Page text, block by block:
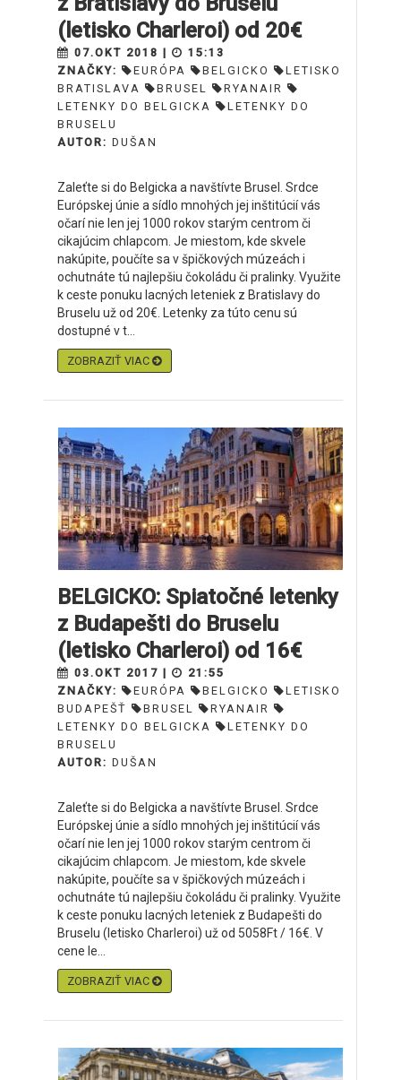
(letisko Charleroi) od 20€
07.OKT 2018 |
15:13
ZNAČKY:
EURÓPA BELGICKO
LETISKO
BRATISLAVA
BRUSEL
RYANAIR
LETENKY DO BELGICKA
LETENKY DO
BRUSELU
AUTOR: DUŠAN
Zaleťte si do Belgicka a navštívte Brusel. Srdce
Európskej únie a sídlo mnohých jej inštitúcií vás
očarí nie len jej 1000 rokov starým centrom či
cikajúcim chlapcom. Je miestom, kde skvele
nakúpite, poučíte sa v špičkových múzeách i
ochutnáte tú najlepšiu čokoládu či pralinky. Využite
k ceste ponuku lacných leteniek z Bratislavy do
Bruselu už od 20€. Letenky za túto cenu sú
dostupné v t...
ZOBRAZIŤ VIAC
BELGICKO: Spiatočné letenky
z Budapešti do Bruselu
(letisko Charleroi) od 16€
03.OKT 2017 |
21:55
ZNAČKY:
EURÓPA BELGICKO
LETISKO
BUDAPEŠŤ
BRUSEL
RYANAIR
LETENKY DO BELGICKA
LETENKY DO
BRUSELU
AUTOR: DUŠAN
Zaleťte si do Belgicka a navštívte Brusel. Srdce
Európskej únie a sídlo mnohých jej inštitúcií vás
očarí nie len jej 1000 rokov starým centrom či
cikajúcim chlapcom. Je miestom, kde skvele
nakúpite, poučíte sa v špičkových múzeách i
ochutnáte tú najlepšiu čokoládu či pralinky. Využite
k ceste ponuku lacných leteniek z Budapešti do
Bruselu (letisko Charleroi) už od 5058Ft / 16€. V
cene le...
ZOBRAZIŤ VIAC